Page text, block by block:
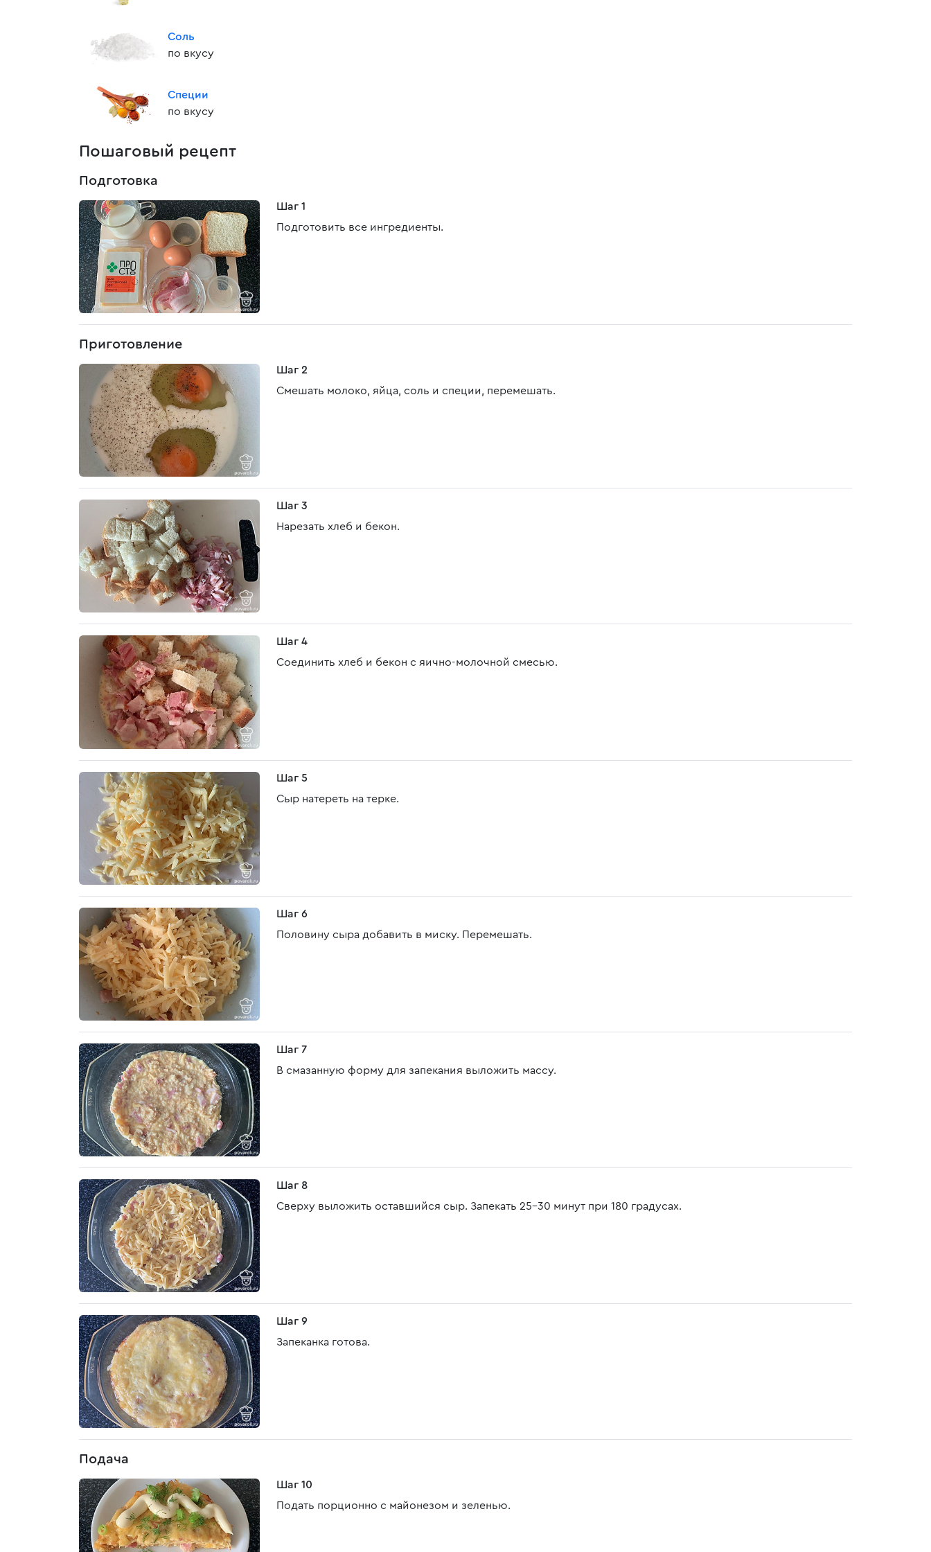
Соль
по вкусу
Специи
по вкусу
Пошаговый рецепт
Подготовка
Шаг 1
Подготовить все ингредиенты.
Приготовление
Шаг 2
Смешать молоко, яйца, соль и специи, перемешать.
Шаг 3
Нарезать хлеб и бекон.
Шаг 4
Соединить хлеб и бекон с яично-молочной смесью.
Шаг 5
Сыр натереть на терке.
Шаг 6
Половину сыра добавить в миску. Перемешать.
Шаг 7
В смазанную форму для запекания выложить массу.
Шаг 8
Сверху выложить оставшийся сыр. Запекать 25-30 минут при 180 градусах.
Шаг 9
Запеканка готова.
Подача
Шаг 10
Подать порционно с майонезом и зеленью.